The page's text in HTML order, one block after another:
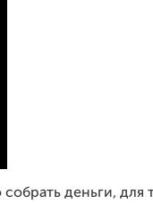
собрать деньги, для